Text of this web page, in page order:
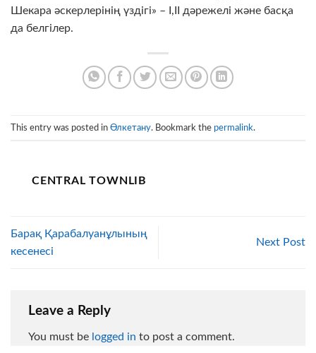
Шекара әскерлерінің үздігі» – I,II дәрежелі және басқа
да белгілер.
This entry was posted in Өлкетану. Bookmark the permalink.
CENTRAL TOWNLIB
Барақ Қарабалуанұлының
кесенесі
Next Post
Leave a Reply
You must be logged in to post a comment.